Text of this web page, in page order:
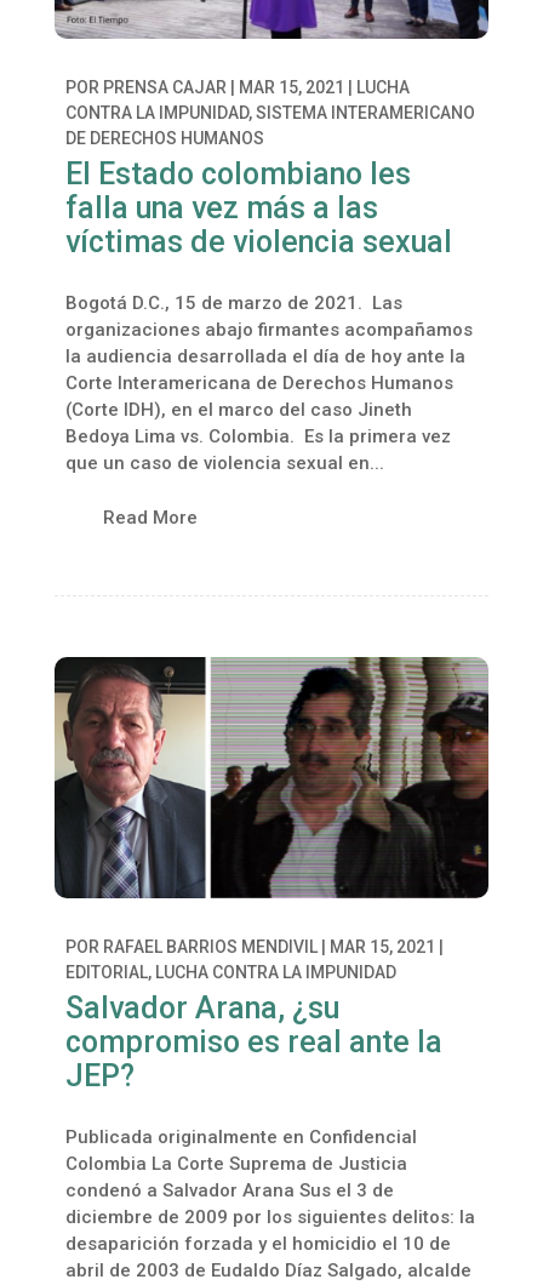
POR PRENSA CAJAR MAR 15, 2021
LUCHA
CONTRA LA IMPUNIDAD,SISTEMA INTERAMERICANO
DE DERECHOS HUMANOS
El Estado colombiano les
falla una vez más a las
víctimas de violencia sexual
Bogotá D.C., 15 de marzo de 2021. Las
organizaciones abajo firmantes acompañamos
la audiencia desarrollada el día de hoy ante la
Corte Interamericana de Derechos Humanos
(Corte IDH), en el marco del caso Jineth
Bedoya Lima vs. Colombia. Es la primera vez
que un caso de violencia sexual en...
Read More
POR RAFAEL BARRIOS MENDIVIL| MAR 15, 2021
EDITORIAL, LUCHA CONTRA LA IMPUNIDAD
Salvador Arana, ¿su
compromiso es real ante la
JEP?
Publicada originalmente en Confidencial
Colombia La Corte Suprema de Justicia
condenó a Salvador Arana Sus el 3 de
diciembre de 2009 por los siguientes delitos: la
desaparición forzada y el homicidio el 10 de
abril de 2003 de Eudaldo Díaz Salgado, alcalde